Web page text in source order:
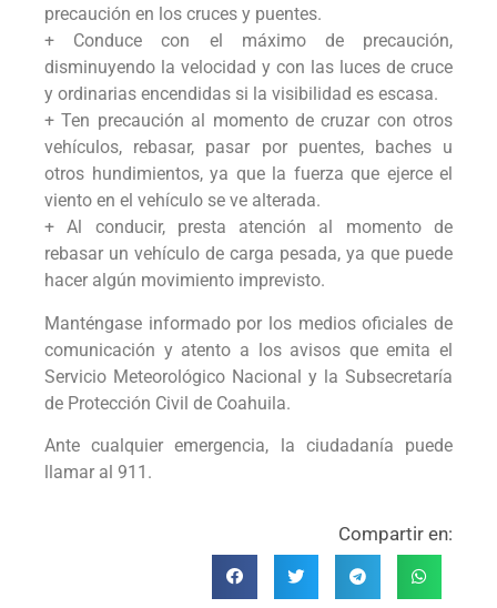
precaución en los cruces y puentes.
+ Conduce con el máximo de precaución,
disminuyendo la velocidad y con las luces de cruce
y ordinarias encendidas si la visibilidad es escasa.
+ Ten precaución al momento de cruzar con otros
vehículos, rebasar, pasar por puentes, baches u
otros hundimientos, ya que la fuerza que ejerce el
viento en el vehículo se ve alterada.
+ Al conducir, presta atención al momento de
rebasar un vehículo de carga pesada, ya que puede
hacer algún movimiento imprevisto.
Manténgase informado por los medios oficiales de
comunicación y atento a los avisos que emita el
Servicio Meteorológico Nacional y la Subsecretaría
de Protección Civil de Coahuila.
Ante cualquier emergencia, la ciudadanía puede
llamar al 911.
Compartir en: